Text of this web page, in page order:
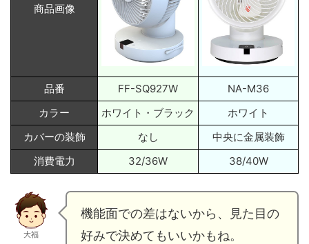
商品画像
品番 FF-SQ927W
NA-M36
カラー
ホワイト・ブラック
ホワイト
カバーの装飾
なし
中央に金属装飾
消費電力
32/36W 38/40W
大福
機能面での差はないから、見た目の
好みで決めてもいいかもね。